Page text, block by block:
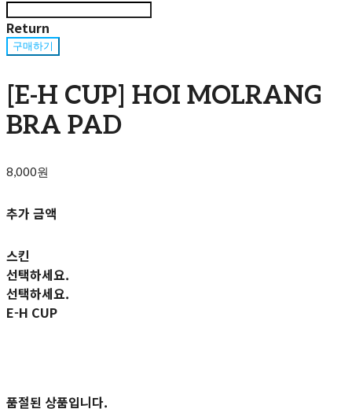
Return
구매하기
[E-H CUP] HOI MOLRANG
BRA PAD
8,000원
추가 금액
스킨
선택하세요.
선택하세요.
E-H CUP
품절된 상품입니다.